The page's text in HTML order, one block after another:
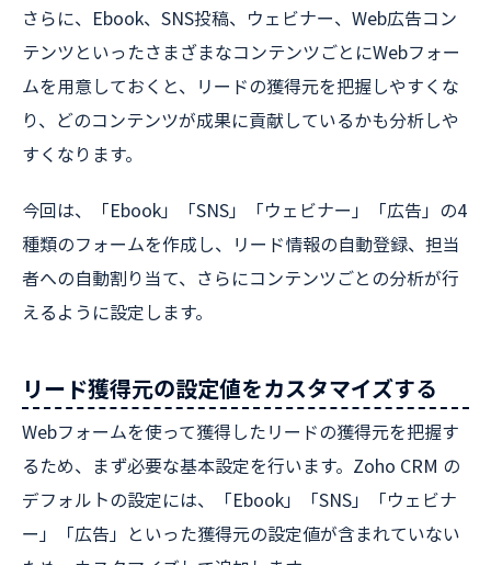
さらに、Ebook、SNS投稿、ウェビナー、Web広告コン
テンツといったさまざまなコンテンツごとにWebフォー
ムを用意しておくと、リードの獲得元を把握しやすくな
り、どのコンテンツが成果に貢献しているかも分析しや
すくなります。
今回は、「Ebook」「SNS」「ウェビナー」「広告」の4
種類のフォームを作成し、リード情報の自動登録、担当
者への自動割り当て、さらにコンテンツごとの分析が行
えるように設定します。
リード獲得元の設定値をカスタマイズする
Webフォームを使って獲得したリードの獲得元を把握す
るため、まず必要な基本設定を行います。Zoho CRM の
デフォルトの設定には、「Ebook」「SNS」「ウェビナ
ー」「広告」といった獲得元の設定値が含まれていない